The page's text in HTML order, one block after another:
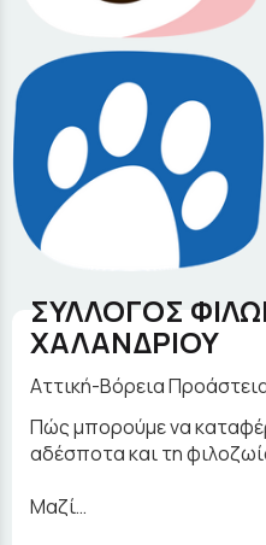
ΣΥΛΛΟΓΟΣ
ΧΑΛΑΝΔΡΙΟΥ
Αττική-Βόρεια
Πώς μπορούμε να
αδέσποτα και τη
Μαζί…